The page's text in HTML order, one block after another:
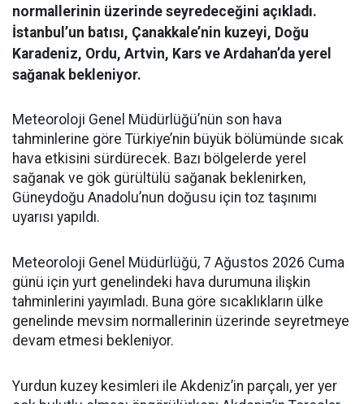
normallerinin üzerinde seyredeceğini açıkladı.
İstanbul’un batısı, Çanakkale’nin kuzeyi, Doğu
Karadeniz, Ordu, Artvin, Kars ve Ardahan’da yerel
sağanak bekleniyor.
Meteoroloji Genel Müdürlüğü’nün son hava
tahminlerine göre Türkiye’nin büyük bölümünde sıcak
hava etkisini sürdürecek. Bazı bölgelerde yerel
sağanak ve gök gürültülü sağanak beklenirken,
Güneydoğu Anadolu’nun doğusu için toz taşınımı
uyarısı yapıldı.
Meteoroloji Genel Müdürlüğü, 7 Ağustos 2026 Cuma
günü için yurt genelindeki hava durumuna ilişkin
tahminlerini yayımladı. Buna göre sıcaklıkların ülke
genelinde mevsim normallerinin üzerinde seyretmeye
devam etmesi bekleniyor.
Yurdun kuzey kesimleri ile Akdeniz’in parçalı, yer yer